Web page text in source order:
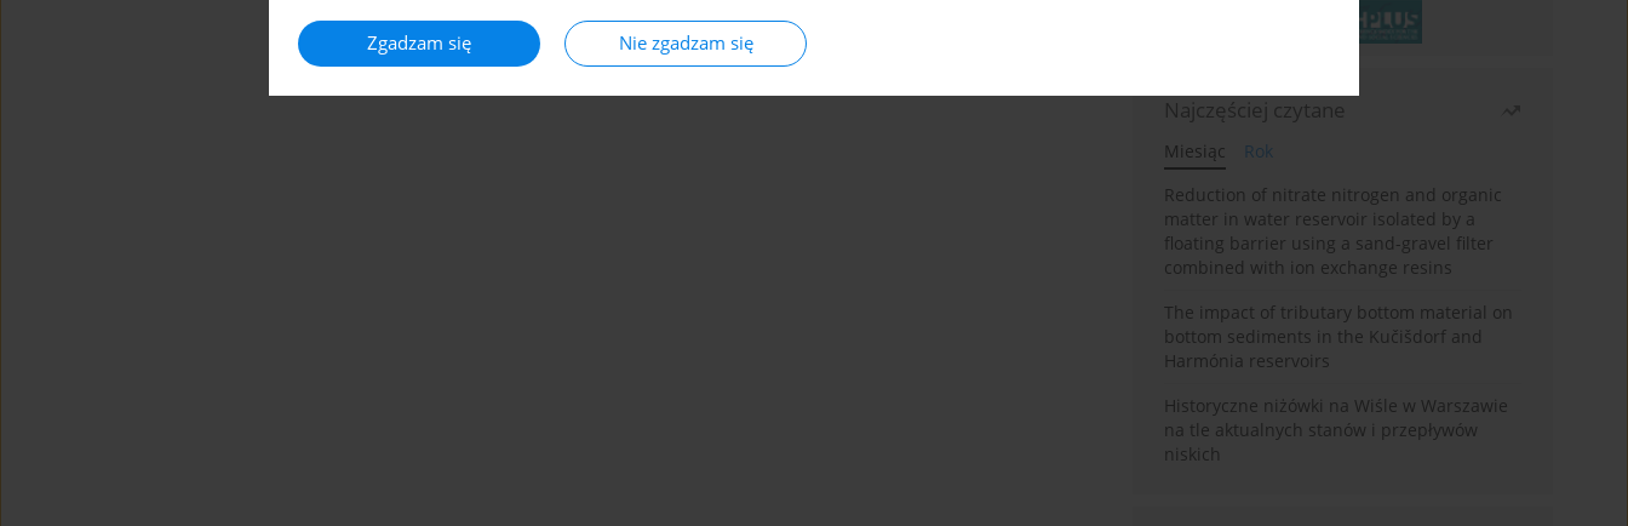
Zgadzam się Nie zgadzam się
Najczęściej czytane
Miesiąc
Rok
Reduction of nitrate nitrogen and organic
matter in water reservoir isolated by a
floating barrier using a sand-gravel filter
combined with ion exchange resins
The impact of tributary bottom material on
bottom sediments in the Kučišdorf and
Harmónia reservoirs
Historyczne niżówki na Wiśle w Warszawie
na tle aktualnych stanów i przepływów
niskich